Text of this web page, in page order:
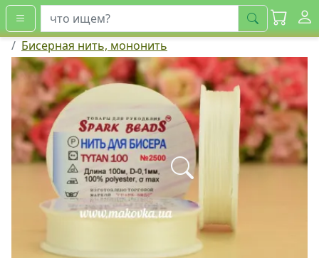
искать
Бисерная нить, мононить